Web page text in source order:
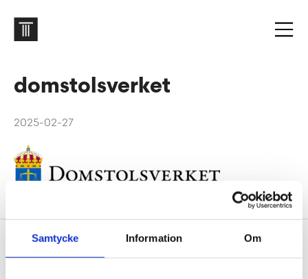
Samtycke Information Om
domstolsverket
2025-02-27
Footer
Contact us